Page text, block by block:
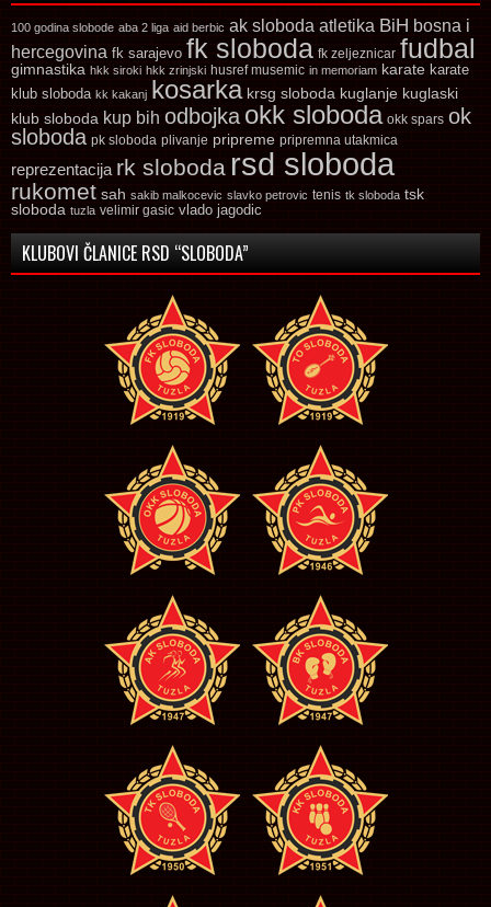
100 godina slobode aba 2 liga aid berbic ak sloboda atletika BiH bosna i
hercegovina fk sarajevo fk sloboda fk zeljeznicar fudbal
gimnastika hkk siroki hkk zrinjski husref musemic in memoriam karate karate
klub sloboda kk kakanj kosarka krsg sloboda kuglanje kuglaski
klub sloboda kup bih odbojka okk sloboda okk spars ok
sloboda pk sloboda plivanje pripreme pripremna utakmica
reprezentacija rk sloboda rsd sloboda
rukomet sah sakib malkocevic slavko petrovic tenis tk sloboda tsk
sloboda tuzla velimir gasic vlado jagodic
KLUBOVI ČLANICE RSD “SLOBODA”